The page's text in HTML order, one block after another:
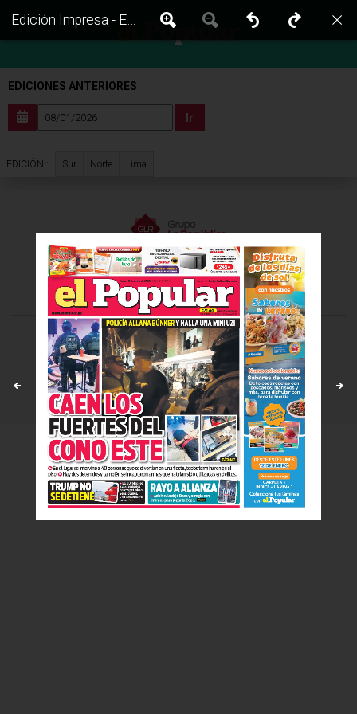
EDICIONES ANTERIORES
Ir
EDICIÓN : Sur Norte Lima
Edición Impresa - El Popular | Lima - Jueves 08 de Enero del 2026
VISITA LAS EDICIONES IMPRESAS DE:
©Todos los derechos reservados -2026
Políticas y estandares Contáctenos